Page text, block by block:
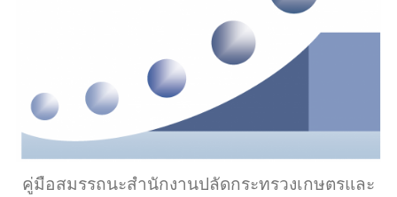
คู่มือสมรรถนะสำนักงานปลัดกระทรวงเกษตรและ